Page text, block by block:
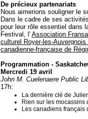
De précieux partenariats
Nous aimerions souligner le
Dans le cadre de ses
pour leur rôle essentiel dans
Festival, l' Association
culturel Royer-les-
canadienne-française de
Programmation -
Mercredi 19 avril
John M. Cuelenaere Public
17h:
La dernière clé de
Rien sur les mocassins
Les canadiens français